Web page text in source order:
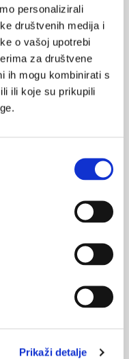
personalizirali
društvenih medija i
o vašoj upotrebi
za društvene
ih mogu kombinirati s
ili koje su prikupili
Prikaži detalje
s težim
u više